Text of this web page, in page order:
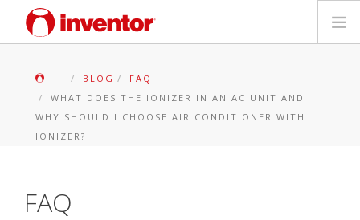
Trova un punto vendita
BLOG
FAQ
WHAT DOES THE IONIZER IN AN AC UNIT AND
WHY SHOULD I CHOOSE AIR CONDITIONER WITH
IONIZER?
FAQ